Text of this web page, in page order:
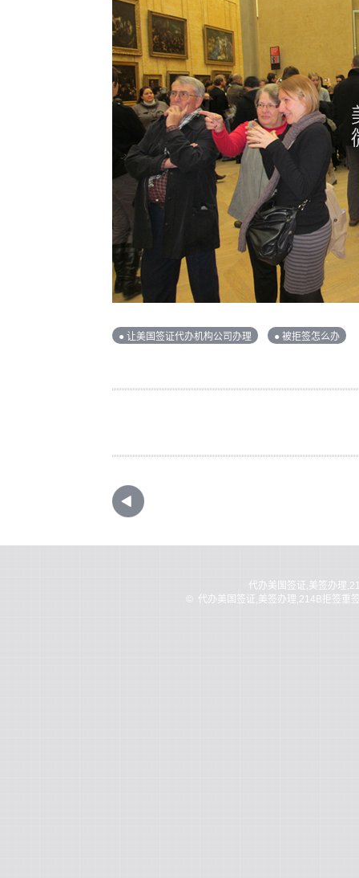
● 让美国签证代办机构公司办理 ● 被拒签怎么办
代办美国签证,美签办理
代办美国签证,美签办理,214B拒签重